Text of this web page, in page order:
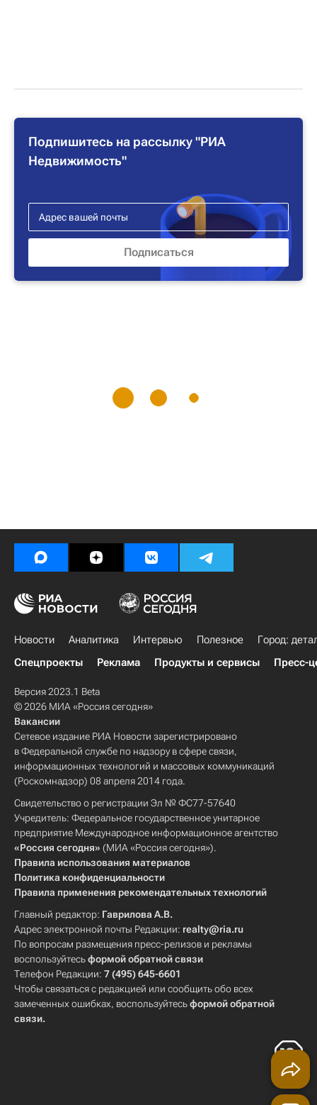
Подпишитесь на рассылку "РИА
Недвижимость"
Новости Аналитика Интервью Полезное
Город:
Спецпроекты
Реклама Продукты и сервисы Пресс-
Версия 2023.1 Beta
© 2026 МИА «Россия сегодня»
Вакансии
Сетевое издание РИА Новости зарегистрировано
в Федеральной службе по надзору в сфере связи,
информационных технологий и массовых коммуникаций
(Роскомнадзор) 08 апреля 2014 года.
Свидетельство о регистрации Эл № ФС77-57640
Учредитель: Федеральное государственное унитарное
предприятие Международное информационное агентство
«Россия сегодня» (МИА «Россия сегодня»).
Правила использования материалов
Политика конфиденциальности
Правила применения рекомендательных технологий
Главный редактор: Гаврилова А.В.
Адрес электронной почты Редакции: realty@ria.ru
По вопросам размещения пресс-релизов и рекламы
воспользуйтесьформой обратной связи
Телефон Редакции: 7 (495) 645-6601
Чтобы связаться с редакцией или сообщить обо всех
замеченных ошибках, воспользуйтесьформой обратной
связи.